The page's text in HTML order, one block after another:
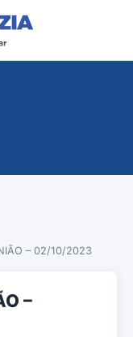
– 02/10/2023
–